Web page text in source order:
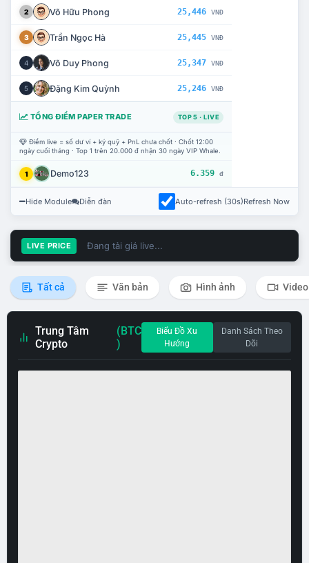
2 Võ Hữu Phong 25,446 VNĐ
3 Trần Ngọc Hà 25,445 VNĐ
4 Võ Duy Phong 25,347 VNĐ
5 Đặng Kim Quỳnh 25,246 VNĐ
TỔNG ĐIỂM PAPER TRADE TOP 5 · LIVE
Điểm live = số dư ví + ký quỹ + PnL chưa chốt · Chốt 12:00
ngày cuối tháng · Top 1 trên 20.000 đ nhận 30 ngày VIP Whale.
1 Demo123 6.359 đ
Hide Module Diễn đàn Auto-refresh (30s)Refresh Now
LIVE PRICE Đang tải giá live...
Tất cả Văn bản Hình ảnh Video
Trung Tâm
Crypto
(BTC
)
Biểu Đồ Xu
Hướng
Danh Sách Theo
Dõi